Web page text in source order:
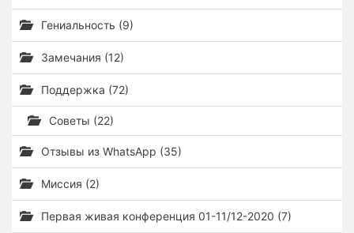
Гениальность (9)
Замечания (12)
Поддержка (72)
Советы (22)
Отзывы из WhatsApp (35)
Миссия (2)
Первая живая конференция 01-11/12-2020 (7)